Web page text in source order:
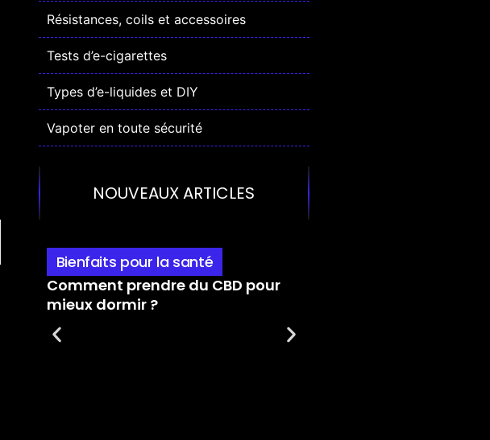
Résistances, coils et accessoires
Tests d’e-cigarettes
Types d’e-liquides et DIY
Vapoter en toute sécurité
NOUVEAUX ARTICLES
Bienfaits pour la santé
Comment prendre du CBD pour
mieux dormir ?